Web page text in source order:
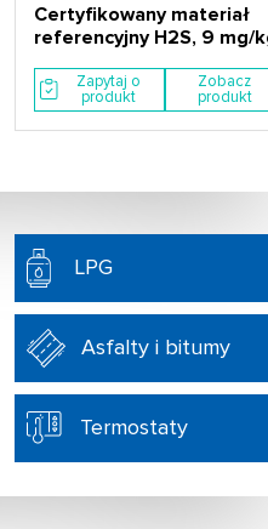
Certyfikowany materiał
referencyjny H2S, 9 mg/
Zapytaj o
produkt
Zobacz
produkt
LPG
Asfalty i bitumy
Termostaty